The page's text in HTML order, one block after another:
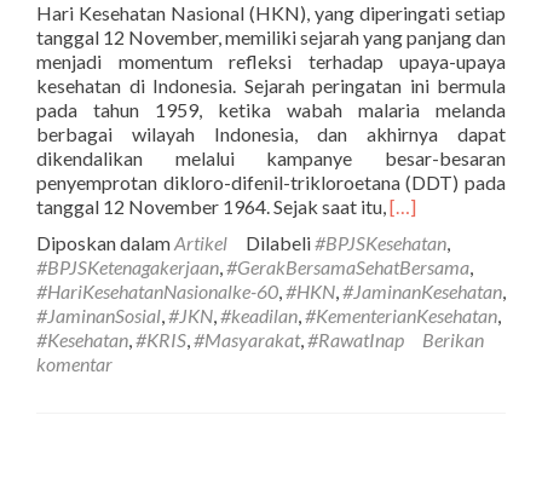
Hari Kesehatan Nasional (HKN), yang diperingati setiap
tanggal 12 November, memiliki sejarah yang panjang dan
menjadi momentum refleksi terhadap upaya-upaya
kesehatan di Indonesia. Sejarah peringatan ini bermula
pada tahun 1959, ketika wabah malaria melanda
berbagai wilayah Indonesia, dan akhirnya dapat
dikendalikan melalui kampanye besar-besaran
penyemprotan dikloro-difenil-trikloroetana (DDT) pada
tanggal 12 November 1964. Sejak saat itu,Selengkapnya
Kesehatan
Nasional
(HKN)
Ke-
60:
[…]
Diposkan dalamArtikel Dilabeli#BPJSKesehatan,
#BPJSKetenagakerjaan,#GerakBersamaSehatBersama,
#HariKesehatanNasionalke-60,#HKN,#JaminanKesehatan,
#JaminanSosial,#JKN,#keadilan,#KementerianKesehatan,
#Kesehatan,#KRIS,#Masyarakat,#RawatInap
Berikan
komentar